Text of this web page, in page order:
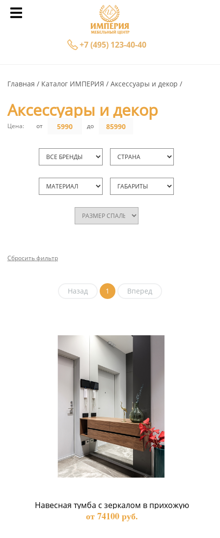
+7 (495) 123-40-40
Главная Каталог ИМПЕРИЯ Аксессуары и декор
Аксессуары и декор
Цена: от до
Сбросить фильтр
Назад 1 Вперед
Навесная тумба с зеркалом в прихожую
от 74100 руб.